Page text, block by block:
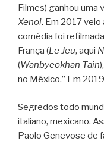
Filmes) ganhou uma
Xenoi. Em 2017 veio
comédia foi refilmada
França (Le Jeu, aqui
(Wanbyeokhan Tain
no México.” Em
Segredos todo
italiano, mexicano.
Paolo Genevose de